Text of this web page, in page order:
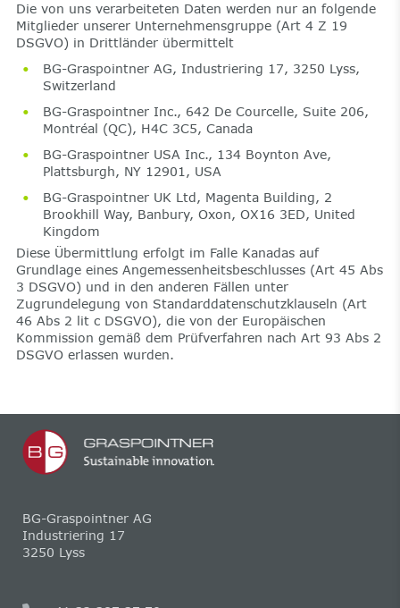
Die von uns verarbeiteten Daten werden nur an folgende
Mitglieder unserer Unternehmensgruppe (Art 4 Z 19
DSGVO) in Drittländer übermittelt
BG-Graspointner AG, Industriering 17, 3250 Lyss,
Switzerland
BG-Graspointner Inc., 642 De Courcelle, Suite 206,
Montréal (QC), H4C 3C5, Canada
BG-Graspointner USA Inc., 134 Boynton Ave,
Plattsburgh, NY 12901, USA
BG-Graspointner UK Ltd, Magenta Building, 2
Brookhill Way, Banbury, Oxon, OX16 3ED, United
Kingdom
Diese Übermittlung erfolgt im Falle Kanadas auf
Grundlage eines Angemessenheitsbeschlusses (Art 45 Abs
3 DSGVO) und in den anderen Fällen unter
Zugrundelegung von Standarddatenschutzklauseln (Art
46 Abs 2 lit c DSGVO), die von der Europäischen
Kommission gemäß dem Prüfverfahren nach Art 93 Abs 2
DSGVO erlassen wurden.
BG-Graspointner AG
Industriering 17
3250 Lyss